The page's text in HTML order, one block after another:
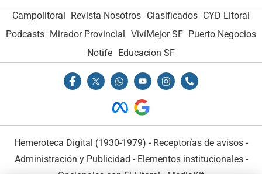
Campolitoral Revista Nosotros Clasificados CYD Litoral
Podcasts Mirador Provincial VivíMejor SF Puerto Negocios
Notife Educacion SF
Hemeroteca Digital (1930-1979) - Receptorías de avisos -
Administración y Publicidad - Elementos institucionales-